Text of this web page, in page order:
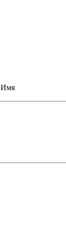
Имя